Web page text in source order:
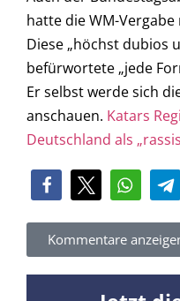
hatte die WM-
Diese „höchst dubios
befürwortete „jede
Er selbst werde sich
anschauen. Katars
Deutschland als
Kommentare